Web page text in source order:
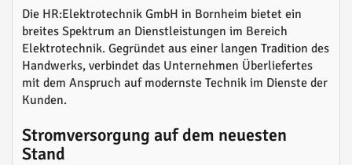
Die HR:Elektrotechnik GmbH in Bornheim bietet ein
breites Spektrum an Dienstleistungen im Bereich
Elektrotechnik. Gegründet aus einer langen Tradition des
Handwerks, verbindet das Unternehmen Überliefertes
mit dem Anspruch auf modernste Technik im Dienste der
Kunden.
Stromversorgung auf dem neuesten
Stand